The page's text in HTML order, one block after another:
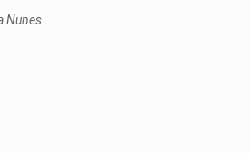
Nunes